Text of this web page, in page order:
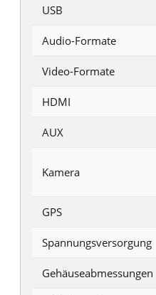
USB
Audio-Formate
Video-Formate
HDMI
AUX
Kamera
GPS
Spannungsversorgung
Gehäuseabmessungen